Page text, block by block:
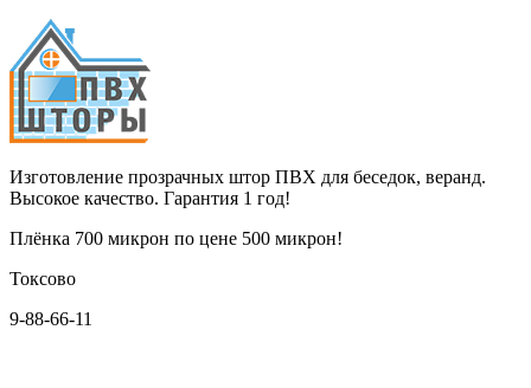
Изготовление прозрачных штор ПВХ для беседок, веранд.
Высокое качество. Гарантия 1 год!
Плёнка 700 микрон по цене 500 микрон!
Токсово
9-88-66-11